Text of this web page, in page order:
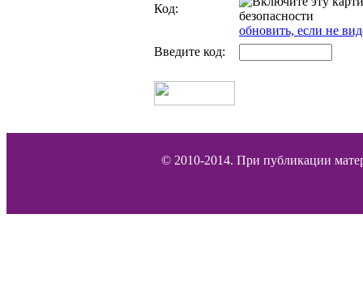
Код:
обновить, если не
Введите код:
© 2010-2014. При публикации